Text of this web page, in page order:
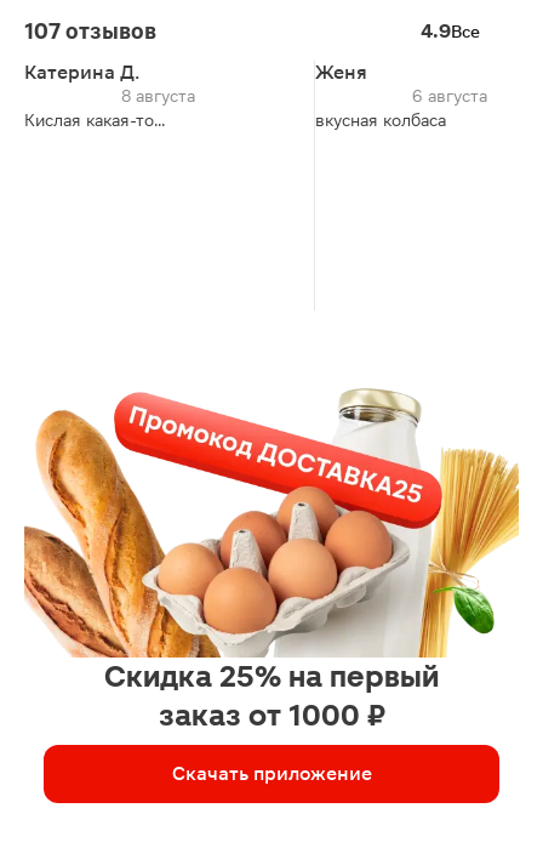
107 отзывов 4.9Все
Катерина Д.
8 августа
Кислая какая-то...
Женя
6 августа
вкусная колбаса
Скидка 25% на первый
заказ от 1000 ₽
Скачать приложение